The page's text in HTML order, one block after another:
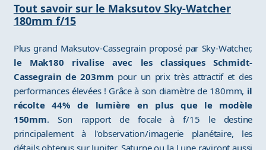
Tout savoir sur le Maksutov Sky-Watcher
180mm f/15
Plus grand Maksutov-Cassegrain proposé par Sky-Watcher,
le Mak180 rivalise avec les classiques Schmidt-
Cassegrain de 203mm pour un prix très attractif et des
performances élevées ! Grâce à son diamètre de 180mm, il
récolte 44% de lumière en plus que le modèle
150mm. Son rapport de focale à f/15 le destine
principalement à l'observation/imagerie planétaire, les
détails obtenus sur Jupiter, Saturne ou la Lune raviront aussi